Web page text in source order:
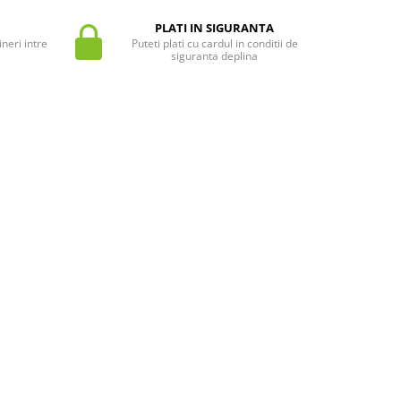
intre
PLATI IN SIGURANTA
Puteti plati cu cardul in conditii de
siguranta deplina